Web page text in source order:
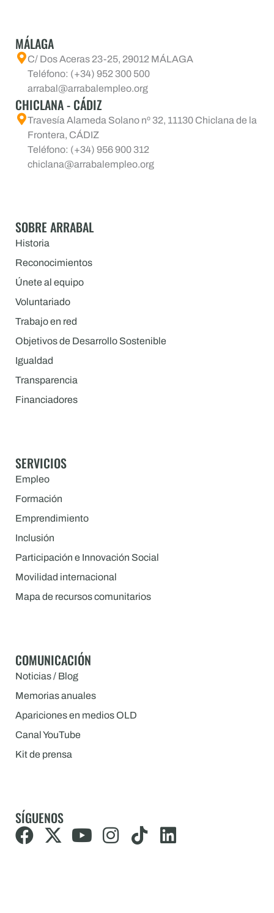
MÁLAGA
C/ Dos Aceras 23-25, 29012 MÁLAGA
Teléfono: (+34) 952 300 500
arrabal@arrabalempleo.org
CHICLANA - CÁDIZ
Travesía Alameda Solano nº 32, 11130 Chiclana de la
Frontera, CÁDIZ
Teléfono: (+34) 956 900 312
chiclana@arrabalempleo.org
SOBRE ARRABAL
Historia
Reconocimientos
Únete al equipo
Voluntariado
Trabajo en red
Objetivos de Desarrollo Sostenible
Igualdad
Transparencia
Financiadores
SERVICIOS
Empleo
Formación
Emprendimiento
Inclusión
Participación e Innovación Social
Movilidad internacional
Mapa de recursos comunitarios
COMUNICACIÓN
Noticias / Blog
Memorias anuales
Apariciones en medios OLD
Canal YouTube
Kit de prensa
SÍGUENOS
F
a
X Y I T
i
L